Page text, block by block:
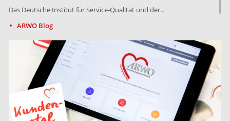
Das Deut­sche In­sti­tut für Ser­vice-Qua­li­tät und der...
…lesen
GEMEINSAM GGW
Ham­bur­ger Tra­di­ti­ons­mak­ler un­ter...
FROHE WEIHNACHTEN UND EIN GESUNDES NEUES JAHR!
Die ver­gan­ge­nen Mo­na­te stan­den im Zei­chen vie­ler...
…lesen
ARWO Blog